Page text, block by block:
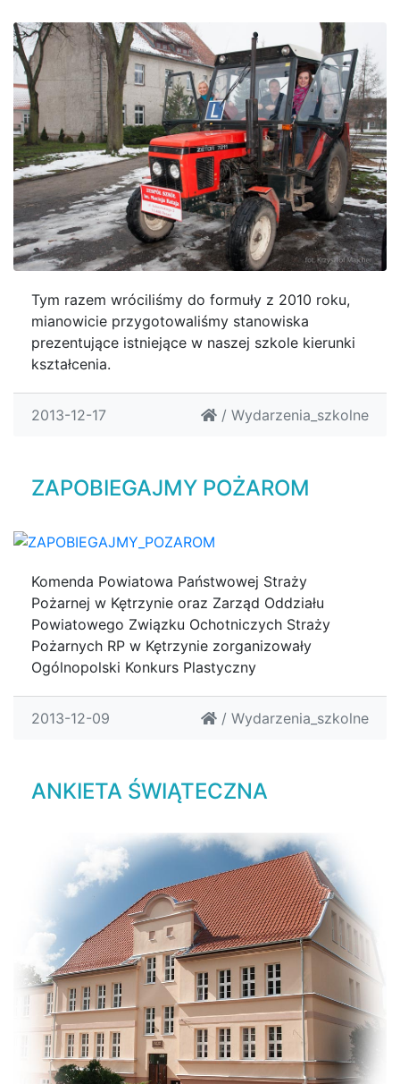
Tym razem wróciliśmy do formuły z 2010 roku,
mianowicie przygotowaliśmy stanowiska
prezentujące istniejące w naszej szkole kierunki
kształcenia.
2013-12-17 / Wydarzenia_szkolne
ZAPOBIEGAJMY POŻAROM
Komenda Powiatowa Państwowej Straży
Pożarnej w Kętrzynie oraz Zarząd Oddziału
Powiatowego Związku Ochotniczych Straży
Pożarnych RP w Kętrzynie zorganizowały
Ogólnopolski Konkurs Plastyczny
2013-12-09 / Wydarzenia_szkolne
ANKIETA ŚWIĄTECZNA